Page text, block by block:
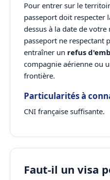
Pour entrer sur le
passeport doit respecter
dessus à la date de votre
passeport ne respectant
entraîner un refus
compagnie aérienne ou
frontière.
Particularités à
CNI française suffisante.
Faut-il un visa